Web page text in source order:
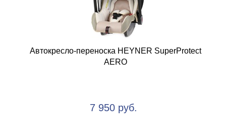
Автокресло-переноска HEYNER SuperProtect
AERO
7 950 руб.